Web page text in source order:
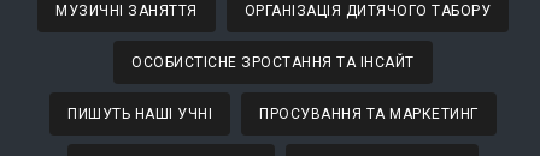
МУЗИЧНІ ЗАНЯТТЯ ОРГАНІЗАЦІЯ ДИТЯЧОГО ТАБОРУ
ОСОБИСТІСНЕ ЗРОСТАННЯ ТА ІНСАЙТ
ПИШУТЬ НАШІ УЧНІ ПРОСУВАННЯ ТА МАРКЕТИНГ